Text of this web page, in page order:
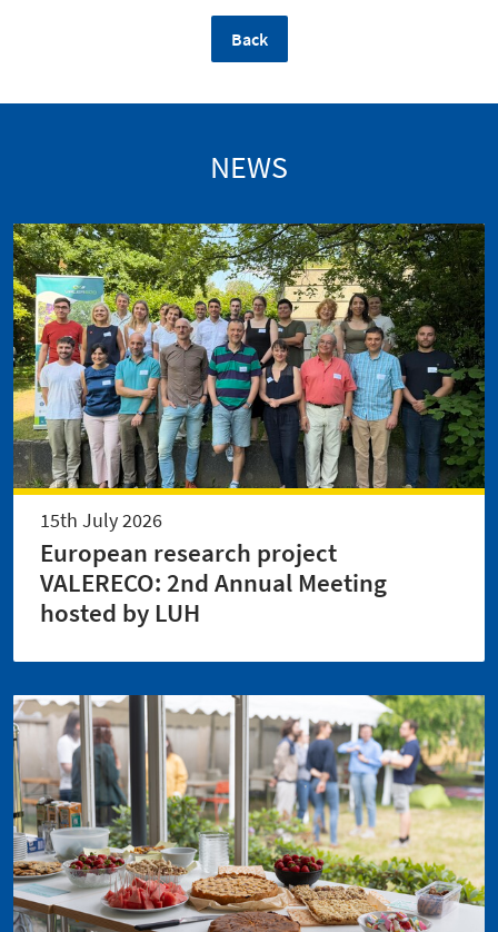
Back
NEWS
15th July 2026
European research project
VALERECO: 2nd Annual Meeting
hosted by LUH